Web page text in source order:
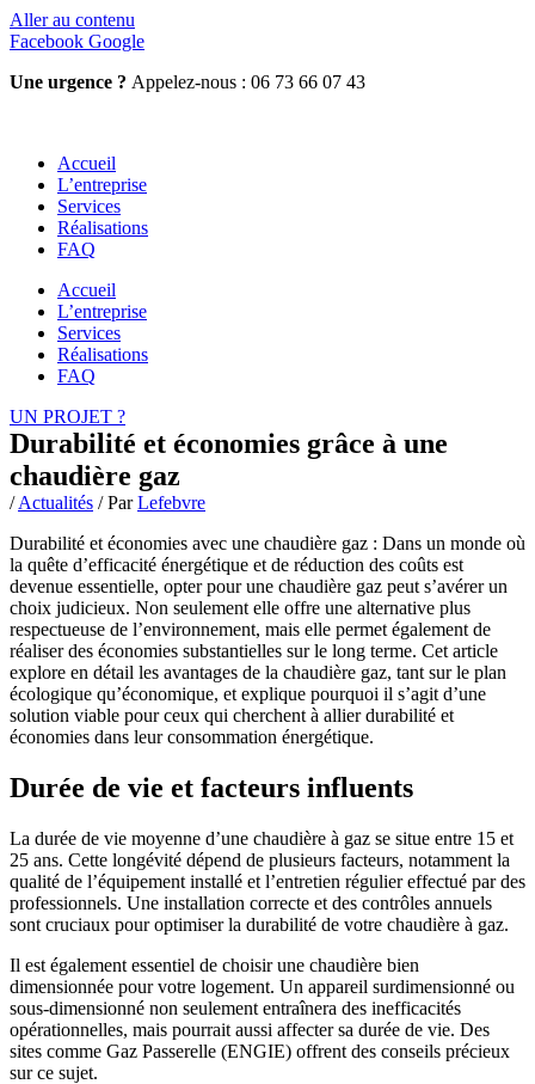
Aller au contenu
Facebook Google
Une urgence ? Appelez-nous : 06 73 66 07 43
Accueil
L’entreprise
Services
Réalisations
FAQ
Accueil
L’entreprise
Services
Réalisations
FAQ
UN PROJET ?
Durabilité et économies grâce à une
chaudière gaz
/Actualités / ParLefebvre
Durabilité et économies avec une chaudière gaz : Dans un monde où
la quête d’efficacité énergétique et de réduction des coûts est
devenue essentielle, opter pour une chaudière gaz peut s’avérer un
choix judicieux. Non seulement elle offre une alternative plus
respectueuse de l’environnement, mais elle permet également de
réaliser des économies substantielles sur le long terme. Cet article
explore en détail les avantages de la chaudière gaz, tant sur le plan
écologique qu’économique, et explique pourquoi il s’agit d’une
solution viable pour ceux qui cherchent à allier durabilité et
économies dans leur consommation énergétique.
Durée de vie et facteurs influents
La durée de vie moyenne d’une chaudière à gaz se situe entre 15 et
25 ans. Cette longévité dépend de plusieurs facteurs, notamment la
qualité de l’équipement installé et l’entretien régulier effectué par des
professionnels. Une installation correcte et des contrôles annuels
sont cruciaux pour optimiser la durabilité de votre chaudière à gaz.
Il est également essentiel de choisir une chaudière bien
dimensionnée pour votre logement. Un appareil surdimensionné ou
sous-dimensionné non seulement entraînera des inefficacités
opérationnelles, mais pourrait aussi affecter sa durée de vie. Des
sites comme Gaz Passerelle (ENGIE) offrent des conseils précieux
sur ce sujet.